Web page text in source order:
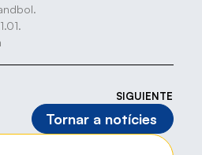
SIGUIENTE
Tornar a notícies